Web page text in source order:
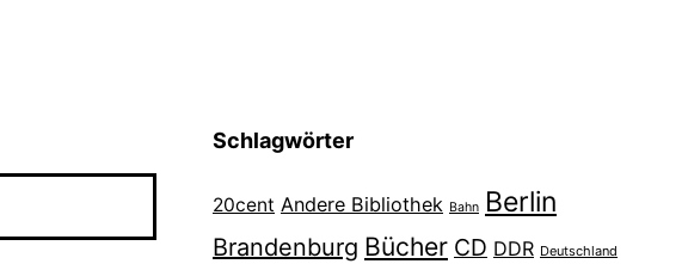
Schlagwörter
20cent Andere Bibliothek Bahn Berlin
Brandenburg Bücher CD DDR Deutschland